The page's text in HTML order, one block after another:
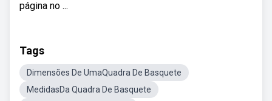
página no ...
Tags
Dimensões De UmaQuadra De Basquete
MedidasDa Quadra De Basquete